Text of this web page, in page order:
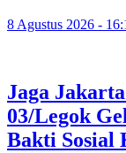
8 Agustus 2026 -
Jaga
03/Legok
Bakti Sosial